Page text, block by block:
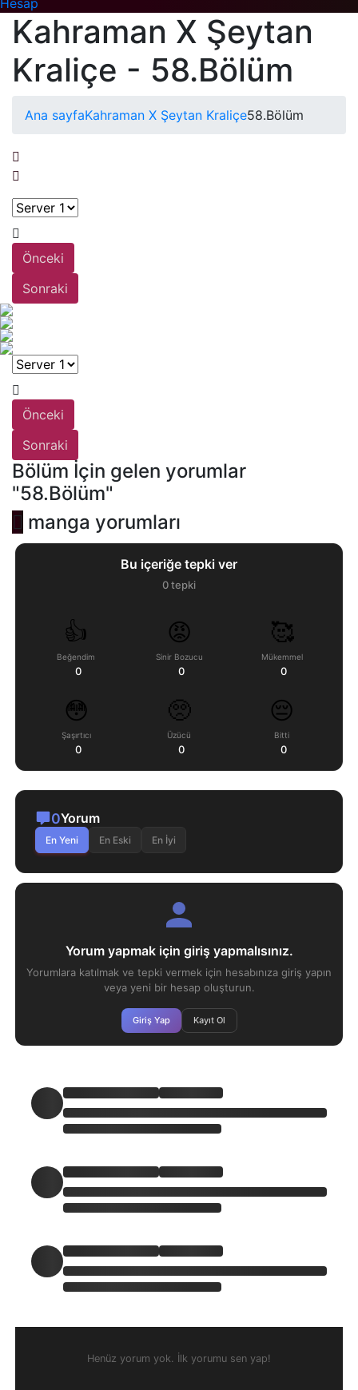
Kahraman X Şeytan
Kraliçe - 58.Bölüm
Ana sayfaKahraman X Şeytan Kraliçe58.Bölüm
Önceki
Sonraki
Önceki
Sonraki
Bölüm İçin gelen yorumlar
"58.Bölüm"
manga yorumları
Bu içeriğe tepki ver
0tepki
👍
Beğendim
0
😡
Sinir Bozucu
0
🥰
Mükemmel
0
😳
Şaşırtıcı
0
🥺
Üzücü
0
😔
Bitti
0
0Yorum
En Yeni En Eski En İyi
Yorum yapmak için giriş yapmalısınız.
Yorumlara katılmak ve tepki vermek için hesabınıza giriş yapın
veya yeni bir hesap oluşturun.
Giriş Yap Kayıt Ol
Henüz yorum yok. İlk yorumu sen yap!